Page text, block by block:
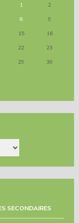
1
2
8
9
15
16
22
23
29
30
SECONDAIRES